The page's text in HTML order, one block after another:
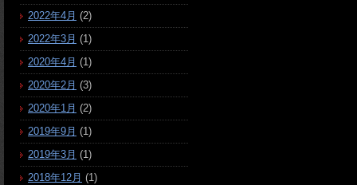
2022年4月 (2)
2022年3月 (1)
2020年4月 (1)
2020年2月 (3)
2020年1月 (2)
2019年9月 (1)
2019年3月 (1)
2018年12月 (1)